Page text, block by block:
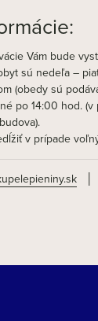
Vám bude
sú nedeľa –
(obedy sú
po 14:00 hod.
v prípade
│